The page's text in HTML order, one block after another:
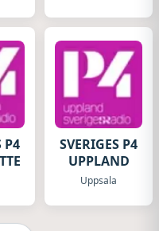
P4
SVERIGES P4
UPPLAND
Uppsala